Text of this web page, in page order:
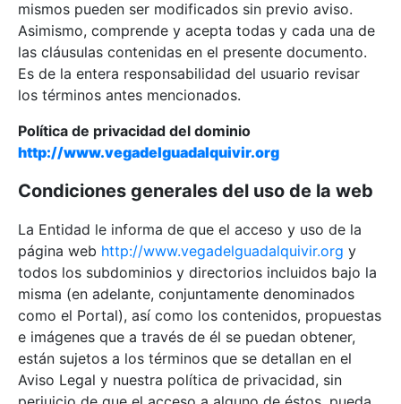
mismos pueden ser modificados sin previo aviso.
Asimismo, comprende y acepta todas y cada una de
las cláusulas contenidas en el presente documento.
Es de la entera responsabilidad del usuario revisar
los términos antes mencionados.
Política de privacidad del dominio
http://www.vegadelguadalquivir.org
Condiciones generales del uso de la web
La Entidad le informa de que el acceso y uso de la
página web http://www.vegadelguadalquivir.org y
todos los subdominios y directorios incluidos bajo la
misma (en adelante, conjuntamente denominados
como el Portal), así como los contenidos, propuestas
e imágenes que a través de él se puedan obtener,
están sujetos a los términos que se detallan en el
Aviso Legal y nuestra política de privacidad, sin